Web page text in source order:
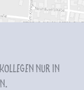
nur in